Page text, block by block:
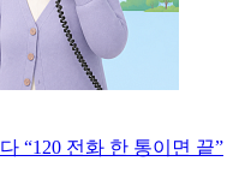
“120 전화 한 통이면 끝”